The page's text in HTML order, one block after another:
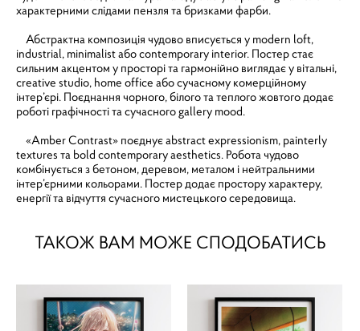
характерними слідами пензля та бризками фарби.
Абстрактна композиція чудово вписується у modern loft,
industrial, minimalist або contemporary interior. Постер стає
сильним акцентом у просторі та гармонійно виглядає у вітальні,
creative studio, home office або сучасному комерційному
інтер’єрі. Поєднання чорного, білого та теплого жовтого додає
роботі графічності та сучасного gallery mood.
«Amber Contrast» поєднує abstract expressionism, painterly
textures та bold contemporary aesthetics. Робота чудово
комбінується з бетоном, деревом, металом і нейтральними
інтер’єрними кольорами. Постер додає простору характеру,
енергії та відчуття сучасного мистецького середовища.
ТАКОЖ ВАМ МОЖЕ СПОДОБАТИСЬ